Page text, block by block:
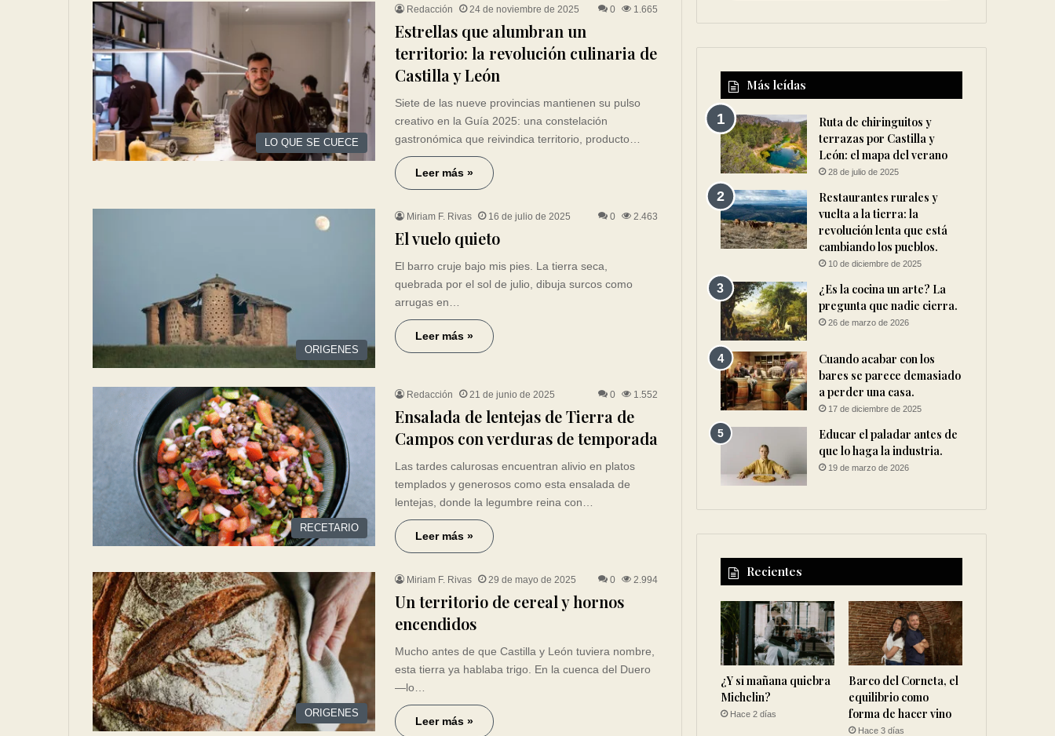
LO QUE SE CUECE
Redacción 24 de noviembre de 2025 0 1.665
Estrellas que alumbran un
territorio: la revolución culinaria de
Castilla y León
Siete de las nueve provincias mantienen su pulso
creativo en la Guía 2025: una constelación
gastronómica que reivindica territorio, producto…
Leer más »
ORIGENES
Miriam F. Rivas 16 de julio de 2025 0 2.463
El vuelo quieto
El barro cruje bajo mis pies. La tierra seca,
quebrada por el sol de julio, dibuja surcos como
arrugas en…
Leer más »
RECETARIO
Redacción 21 de junio de 2025 0 1.552
Ensalada de lentejas de Tierra de
Campos con verduras de temporada
Las tardes calurosas encuentran alivio en platos
templados y generosos como esta ensalada de
lentejas, donde la legumbre reina con…
Leer más »
ORIGENES
Miriam F. Rivas 29 de mayo de 2025 0 2.994
Un territorio de cereal y hornos
encendidos
Mucho antes de que Castilla y León tuviera nombre,
esta tierra ya hablaba trigo. En la cuenca del Duero
—lo…
Leer más »
Más leídas
Ruta de chiringuitos y
terrazas por Castilla y
León: el mapa del verano
28 de julio de 2025
Restaurantes rurales y
vuelta a la tierra: la
revolución lenta que está
cambiando los pueblos.
10 de diciembre de 2025
¿Es la cocina un arte? La
pregunta que nadie cierra.
26 de marzo de 2026
Cuando acabar con los
bares se parece demasiado
a perder una casa.
17 de diciembre de 2025
Educar el paladar antes de
que lo haga la industria.
19 de marzo de 2026
Recientes
¿Y si mañana quiebra
Michelin?
Hace 2 días
Barco del Corneta, el
equilibrio como
forma de hacer vino
Hace 3 días